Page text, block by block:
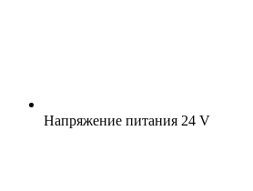
Напряжение питания 24 V